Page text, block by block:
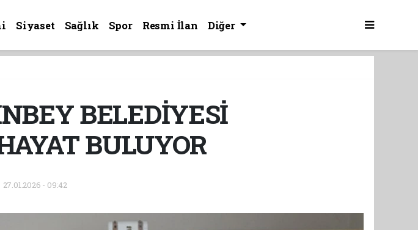
Siyaset Sağlık Spor Resmi İlan Diğer
BELEDİYESİ
BULUYOR
27.01.2026 - 09:42